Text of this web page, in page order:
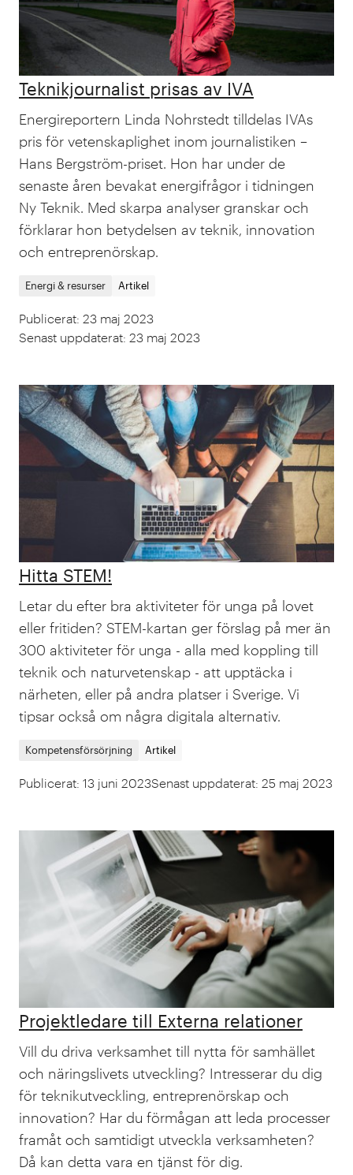
Teknikjournalist prisas av IVA
Energireportern Linda Nohrstedt tilldelas IVAs
pris för vetenskaplighet inom journalistiken –
Hans Bergström-priset. Hon har under de
senaste åren bevakat energifrågor i tidningen
Ny Teknik. Med skarpa analyser granskar och
förklarar hon betydelsen av teknik, innovation
och entreprenörskap.
Energi & resurser Artikel
Publicerat: 23 maj 2023
Senast uppdaterat: 23 maj 2023
Hitta STEM!
Letar du efter bra aktiviteter för unga på lovet
eller fritiden? STEM-kartan ger förslag på mer än
300 aktiviteter för unga - alla med koppling till
teknik och naturvetenskap - att upptäcka i
närheten, eller på andra platser i Sverige. Vi
tipsar också om några digitala alternativ.
Kompetensförsörjning Artikel
Publicerat: 13 juni 2023Senast uppdaterat: 25 maj 2023
Projektledare till Externa relationer
Vill du driva verksamhet till nytta för samhället
och näringslivets utveckling? Intresserar du dig
för teknikutveckling, entreprenörskap och
innovation? Har du förmågan att leda processer
framåt och samtidigt utveckla verksamheten?
Då kan detta vara en tjänst för dig.